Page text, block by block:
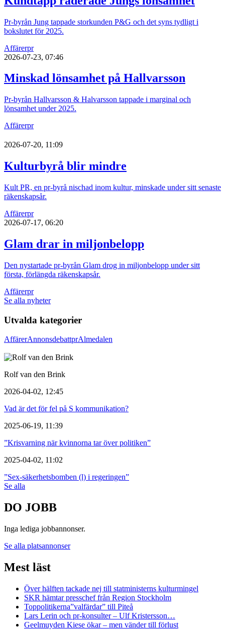
Pr-byrån Jung tappade storkunden P&G och det syns tydligt i
bokslutet för 2025.
Affärerpr
2026-07-23, 07:46
Minskad lönsamhet på Hallvarsson
Pr-byrån Hallvarsson & Halvarsson tappade i marginal och
lönsamhet under 2025.
Affärerpr
2026-07-20, 11:09
Kulturbyrå blir mindre
Kult PR, en pr-byrå nischad inom kultur, minskade under sitt senaste
räkenskapsår.
Affärerpr
2026-07-17, 06:20
Glam drar in miljonbelopp
Den nystartade pr-byrån Glam drog in miljonbelopp under sitt
första, förlängda räkenskapsår.
Affärerpr
Se alla nyheter
Utvalda kategorier
AffärerAnnonsdebattprAlmedalen
Rolf van den Brink
2026-04-02, 12:45
Vad är det för fel på S kommunikation?
2025-06-19, 11:39
”Krisvarning när kvinnorna tar över politiken”
2025-04-02, 11:02
”Sex-säkerhetsbomben (l) i regeringen”
Se alla
DO JOBB
Inga lediga jobbannonser.
Se alla platsannonser
Mest läst
Över hälften tackade nej till statministerns kulturmingel
SKR hämtar presschef från Region Stockholm
Toppolitikerna”valfärdar” till Piteå
Lars Lerin och pr-konsulter – Ulf Kristersson…
Geelmuyden Kiese ökar – men vänder till förlust